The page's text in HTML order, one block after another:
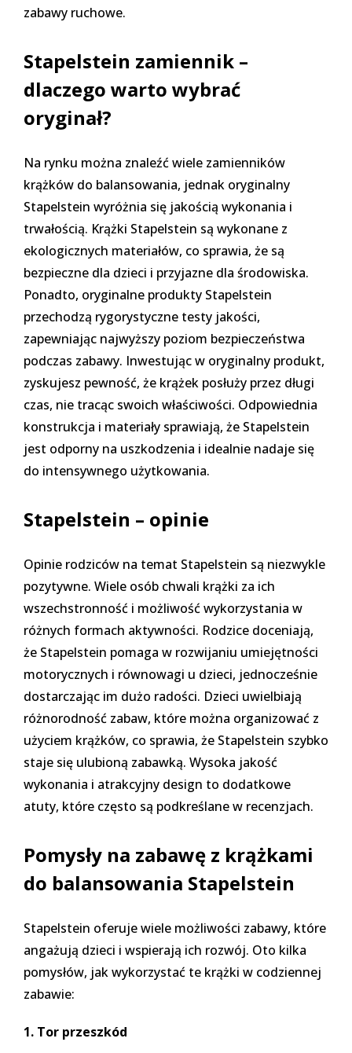
zabawy ruchowe.
Stapelstein zamiennik –
dlaczego warto wybrać
oryginał?
Na rynku można znaleźć wiele zamienników
krążków do balansowania, jednak oryginalny
Stapelstein wyróżnia się jakością wykonania i
trwałością. Krążki Stapelstein są wykonane z
ekologicznych materiałów, co sprawia, że są
bezpieczne dla dzieci i przyjazne dla środowiska.
Ponadto, oryginalne produkty Stapelstein
przechodzą rygorystyczne testy jakości,
zapewniając najwyższy poziom bezpieczeństwa
podczas zabawy. Inwestując w oryginalny produkt,
zyskujesz pewność, że krążek posłuży przez długi
czas, nie tracąc swoich właściwości. Odpowiednia
konstrukcja i materiały sprawiają, że Stapelstein
jest odporny na uszkodzenia i idealnie nadaje się
do intensywnego użytkowania.
Stapelstein – opinie
Opinie rodziców na temat Stapelstein są niezwykle
pozytywne. Wiele osób chwali krążki za ich
wszechstronność i możliwość wykorzystania w
różnych formach aktywności. Rodzice doceniają,
że Stapelstein pomaga w rozwijaniu umiejętności
motorycznych i równowagi u dzieci, jednocześnie
dostarczając im dużo radości. Dzieci uwielbiają
różnorodność zabaw, które można organizować z
użyciem krążków, co sprawia, że Stapelstein szybko
staje się ulubioną zabawką. Wysoka jakość
wykonania i atrakcyjny design to dodatkowe
atuty, które często są podkreślane w recenzjach.
Pomysły na zabawę z krążkami
do balansowania Stapelstein
Stapelstein oferuje wiele możliwości zabawy, które
angażują dzieci i wspierają ich rozwój. Oto kilka
pomysłów, jak wykorzystać te krążki w codziennej
zabawie:
1. Tor przeszkód